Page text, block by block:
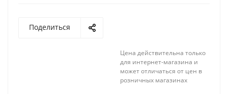
Поделиться
Цена действительна только
для интернет-магазина и
может отличаться от цен в
розничных магазинах